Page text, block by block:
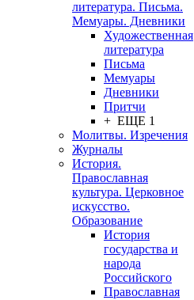
литература. Письма.
Мемуары. Дневники
Художественная
литература
Письма
Мемуары
Дневники
Притчи
+ ЕЩЕ 1
Молитвы. Изречения
Журналы
История.
Православная
культура. Церковное
искусство.
Образование
История
государства и
народа
Российского
Православная